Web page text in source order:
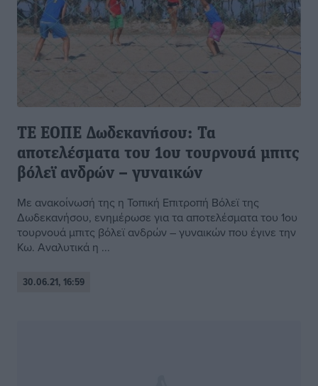
ΤΕ ΕΟΠΕ Δωδεκανήσου: Τα
αποτελέσματα του 1ου τουρνουά μπιτς
βόλεϊ ανδρών – γυναικών
Με ανακοίνωσή της η Τοπική Επιτροπή Βόλεϊ της
Δωδεκανήσου, ενημέρωσε για τα αποτελέσματα του 1ου
τουρνουά μπιτς βόλεϊ ανδρών – γυναικών που έγινε την
Κω. Αναλυτικά η ...
30.06.21, 16:59